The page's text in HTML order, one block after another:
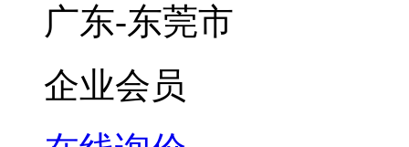
广东-东莞市
企业会员